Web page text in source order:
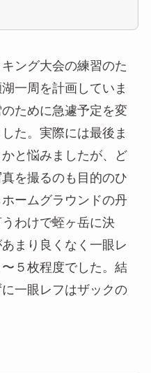
ング大会の練習のた
一周を計画していま
ために急遽予定を変
た。実際には最後ま
と悩みましたが、ど
を撮るのも目的のひ
ームグラウンドの丹
わけで蛭ヶ岳に決
まり良くなく一眼レ
５枚程度でした。結
一眼レフはザックの